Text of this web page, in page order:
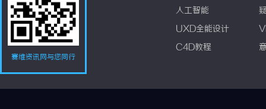
赛维资讯网与您同行
人工智能
UXD全能设计
C4D教程